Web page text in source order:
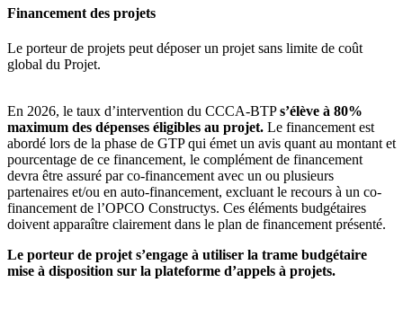
Financement des projets
Le porteur de projets peut déposer un projet sans limite de coût
global du Projet.
En 2026, le taux d’intervention du CCCA-BTPs’élève à 80%
maximum des dépenses éligibles au projet. Le financement est
abordé lors de la phase de GTP qui émet un avis quant au montant et
pourcentage de ce financement, le complément de financement
devra être assuré par co-financement avec un ou plusieurs
partenaires et/ou en auto-financement, excluant le recours à un co-
financement de l’OPCO Constructys. Ces éléments budgétaires
doivent apparaître clairement dans le plan de financement présenté.
Le porteur de projet s’engage à utiliser la trame budgétaire
mise à disposition sur la plateforme d’appels à projets.